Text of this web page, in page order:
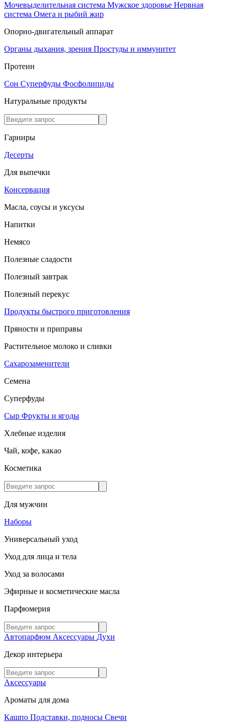
Мочевыделительная система Мужское здоровье Нервная
система Омега и рыбий жир
Опорно-двигательный аппарат
Органы дыхания, зрения Простуды и иммунитет
Протеин
Сон Суперфуды Фосфолипиды
Натуральные продукты
Гарниры
Десерты
Для выпечки
Консервация
Масла, соусы и уксусы
Напитки
Немясо
Полезные сладости
Полезный завтрак
Полезный перекус
Продукты быстрого приготовления
Пряности и приправы
Растительное молоко и сливки
Сахарозаменители
Семена
Суперфуды
Сыр Фрукты и ягоды
Хлебные изделия
Чай, кофе, какао
Косметика
Для мужчин
Наборы
Универсальный уход
Уход для лица и тела
Уход за волосами
Эфирные и косметические масла
Парфюмерия
Автопарфюм Аксессуары Духи
Декор интерьера
Аксессуары
Ароматы для дома
Кашпо Подставки, подносы Свечи